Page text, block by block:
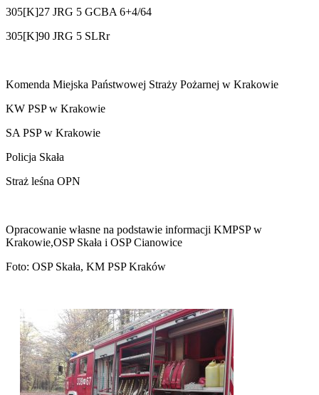
305[K]27 JRG 5 GCBA 6+4/64
305[K]90 JRG 5 SLRr
Komenda Miejska Państwowej Straży Pożarnej w Krakowie
KW PSP w Krakowie
SA PSP w Krakowie
Policja Skała
Straż leśna OPN
Opracowanie własne na podstawie informacji KMPSP w
Krakowie,OSP Skała i OSP Cianowice
Foto: OSP Skała, KM PSP Kraków